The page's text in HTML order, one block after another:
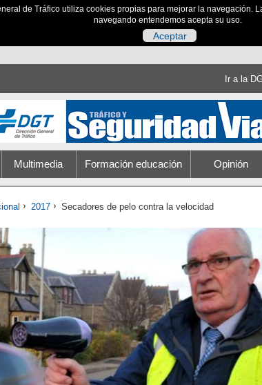
de Tráfico utiliza cookies propias para mejorar la
navegando entendemos acepta su uso.
Aceptar
Ir a la
Multimedia Formación educación Opinión
2017 Secadores de pelo contra la velocidad